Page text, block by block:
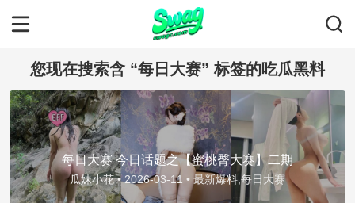
您现在搜索含 “每日大赛” 标签的吃瓜黑料
每日大赛 今日话题之【蜜桃臀大赛】二期
瓜妹小花 •2026-03-11 •最新爆料,每日大赛